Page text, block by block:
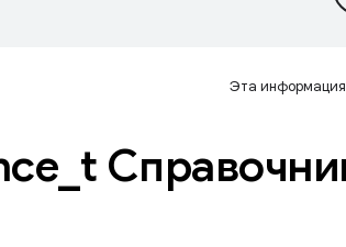
Эта информация
t